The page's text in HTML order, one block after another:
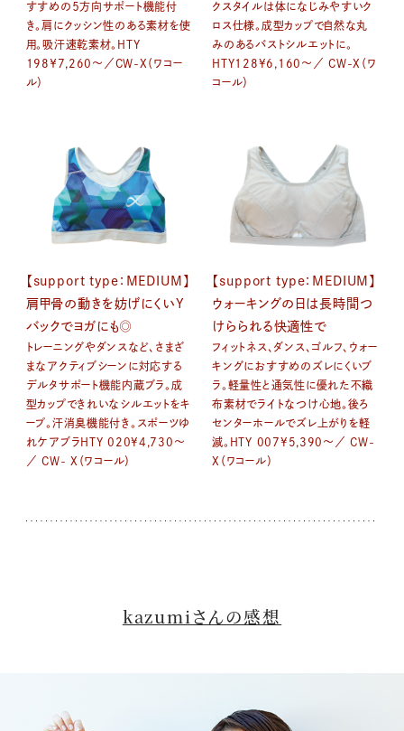
すすめの５方向サポート機能付
き。肩にクッシン性のある素材を使
用。吸汗速乾素材。HTY
198￥7,260～／CW-X（ワコー
ル）
クスタイルは体になじみやすいク
ロス仕様。成型カップで自然な丸
みのあるバストシルエットに。
HTY128¥6,160～／ CW-X（ワ
コール）
【support type：MEDIUM】
肩甲骨の動きを妨げにくいY
バックでヨガにも◎
トレーニングやダンスなど、さまざ
まなアクティブシーンに対応する
デルタサポート機能内蔵ブラ。成
型カップできれいなシルエットをキ
ープ。汗消臭機能付き。スポーツゆ
れケアブラHTY 020¥4,730～
／ CW- X（ワコール）
【support type：MEDIUM】
ウォーキングの日は長時間つ
けらられる快適性で
フィットネス、ダンス、ゴルフ、ウォー
キングにおすすめのズレにくいブ
ラ。軽量性と通気性に優れた不織
布素材でライトなつけ心地。後ろ
センターホールでズレ上がりを軽
減。HTY 007¥5,390～／ CW-
X（ワコール）
kazumiさんの感想